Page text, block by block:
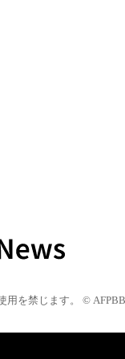
用を禁じます。 © AFPBB